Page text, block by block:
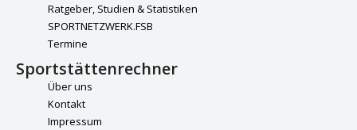
Ratgeber, Studien & Statistiken
SPORTNETZWERK.FSB
Termine
Sportstättenrechner
Über uns
Kontakt
Impressum